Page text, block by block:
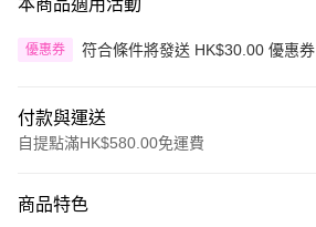
本商品適用活動
優惠券 符合條件將發送 HK$30.00 優惠券
付款與運送
自提點滿HK$580.00免運費
信用卡
商品特色